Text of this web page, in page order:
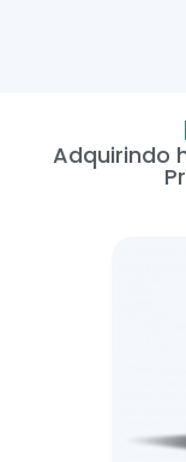
Adquirindo